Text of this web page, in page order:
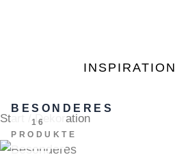
INSPIRATION
Start / Dekoration
BESONDERES
16
PRODUKTE